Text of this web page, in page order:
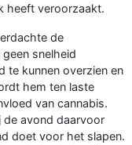
heeft veroorzaakt.
de
snelheid
te kunnen overzien en
hem ten laste
van cannabis.
de avond daarvoor
doet voor het slapen.